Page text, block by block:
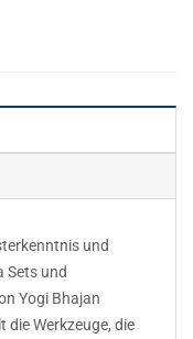
und
Sets und
Yogi Bhajan
Werkzeuge, die